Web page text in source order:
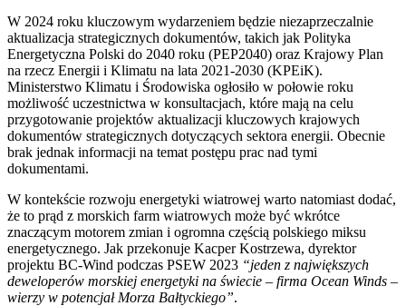
W 2024 roku kluczowym wydarzeniem będzie niezaprzeczalnie
aktualizacja strategicznych dokumentów, takich jak Polityka
Energetyczna Polski do 2040 roku (PEP2040) oraz Krajowy Plan
na rzecz Energii i Klimatu na lata 2021-2030 (KPEiK).
Ministerstwo Klimatu i Środowiska ogłosiło w połowie roku
możliwość uczestnictwa w konsultacjach, które mają na celu
przygotowanie projektów aktualizacji kluczowych krajowych
dokumentów strategicznych dotyczących sektora energii. Obecnie
brak jednak informacji na temat postępu prac nad tymi
dokumentami.
W kontekście rozwoju energetyki wiatrowej warto natomiast dodać,
że to prąd z morskich farm wiatrowych może być wkrótce
znaczącym motorem zmian i ogromna częścią polskiego miksu
energetycznego. Jak przekonuje Kacper Kostrzewa, dyrektor
projektu BC-Wind podczas PSEW 2023 “jeden z największych
deweloperów morskiej energetyki na świecie – firma Ocean Winds –
wierzy w potencjał Morza Bałtyckiego”.